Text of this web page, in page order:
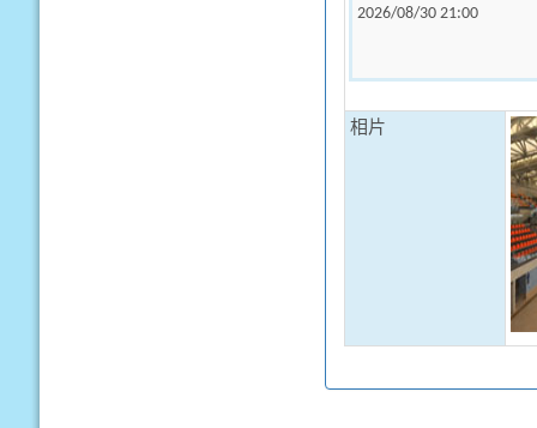
2026/08/30 21:00
相片